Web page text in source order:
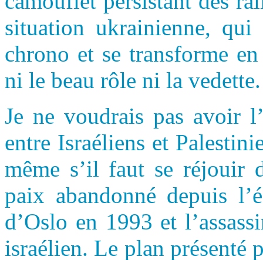
situation ukrainienne,
chrono et se transforme
ni le beau rôle ni la vedette.
Je ne voudrais pas avoir
entre Israéliens et
même s’il faut se réjouir
paix abandonné depuis
d’Oslo en 1993 et
israélien. Le plan présenté